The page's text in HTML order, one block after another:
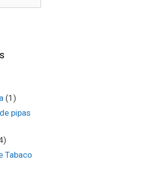
(1)
pipas
Tabaco